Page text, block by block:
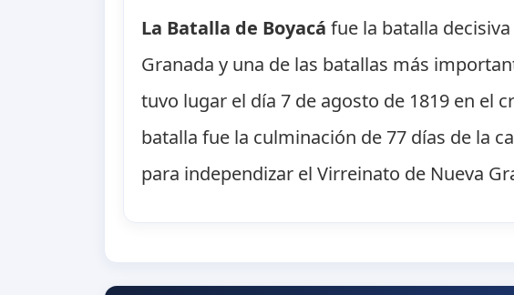
La Batalla de Boyacá fue la batalla
Granada y una de las batallas más
tuvo lugar el día 7 de agosto de 1819 en el
batalla fue la culminación de 77 días de la
para independizar el Virreinato de Nueva